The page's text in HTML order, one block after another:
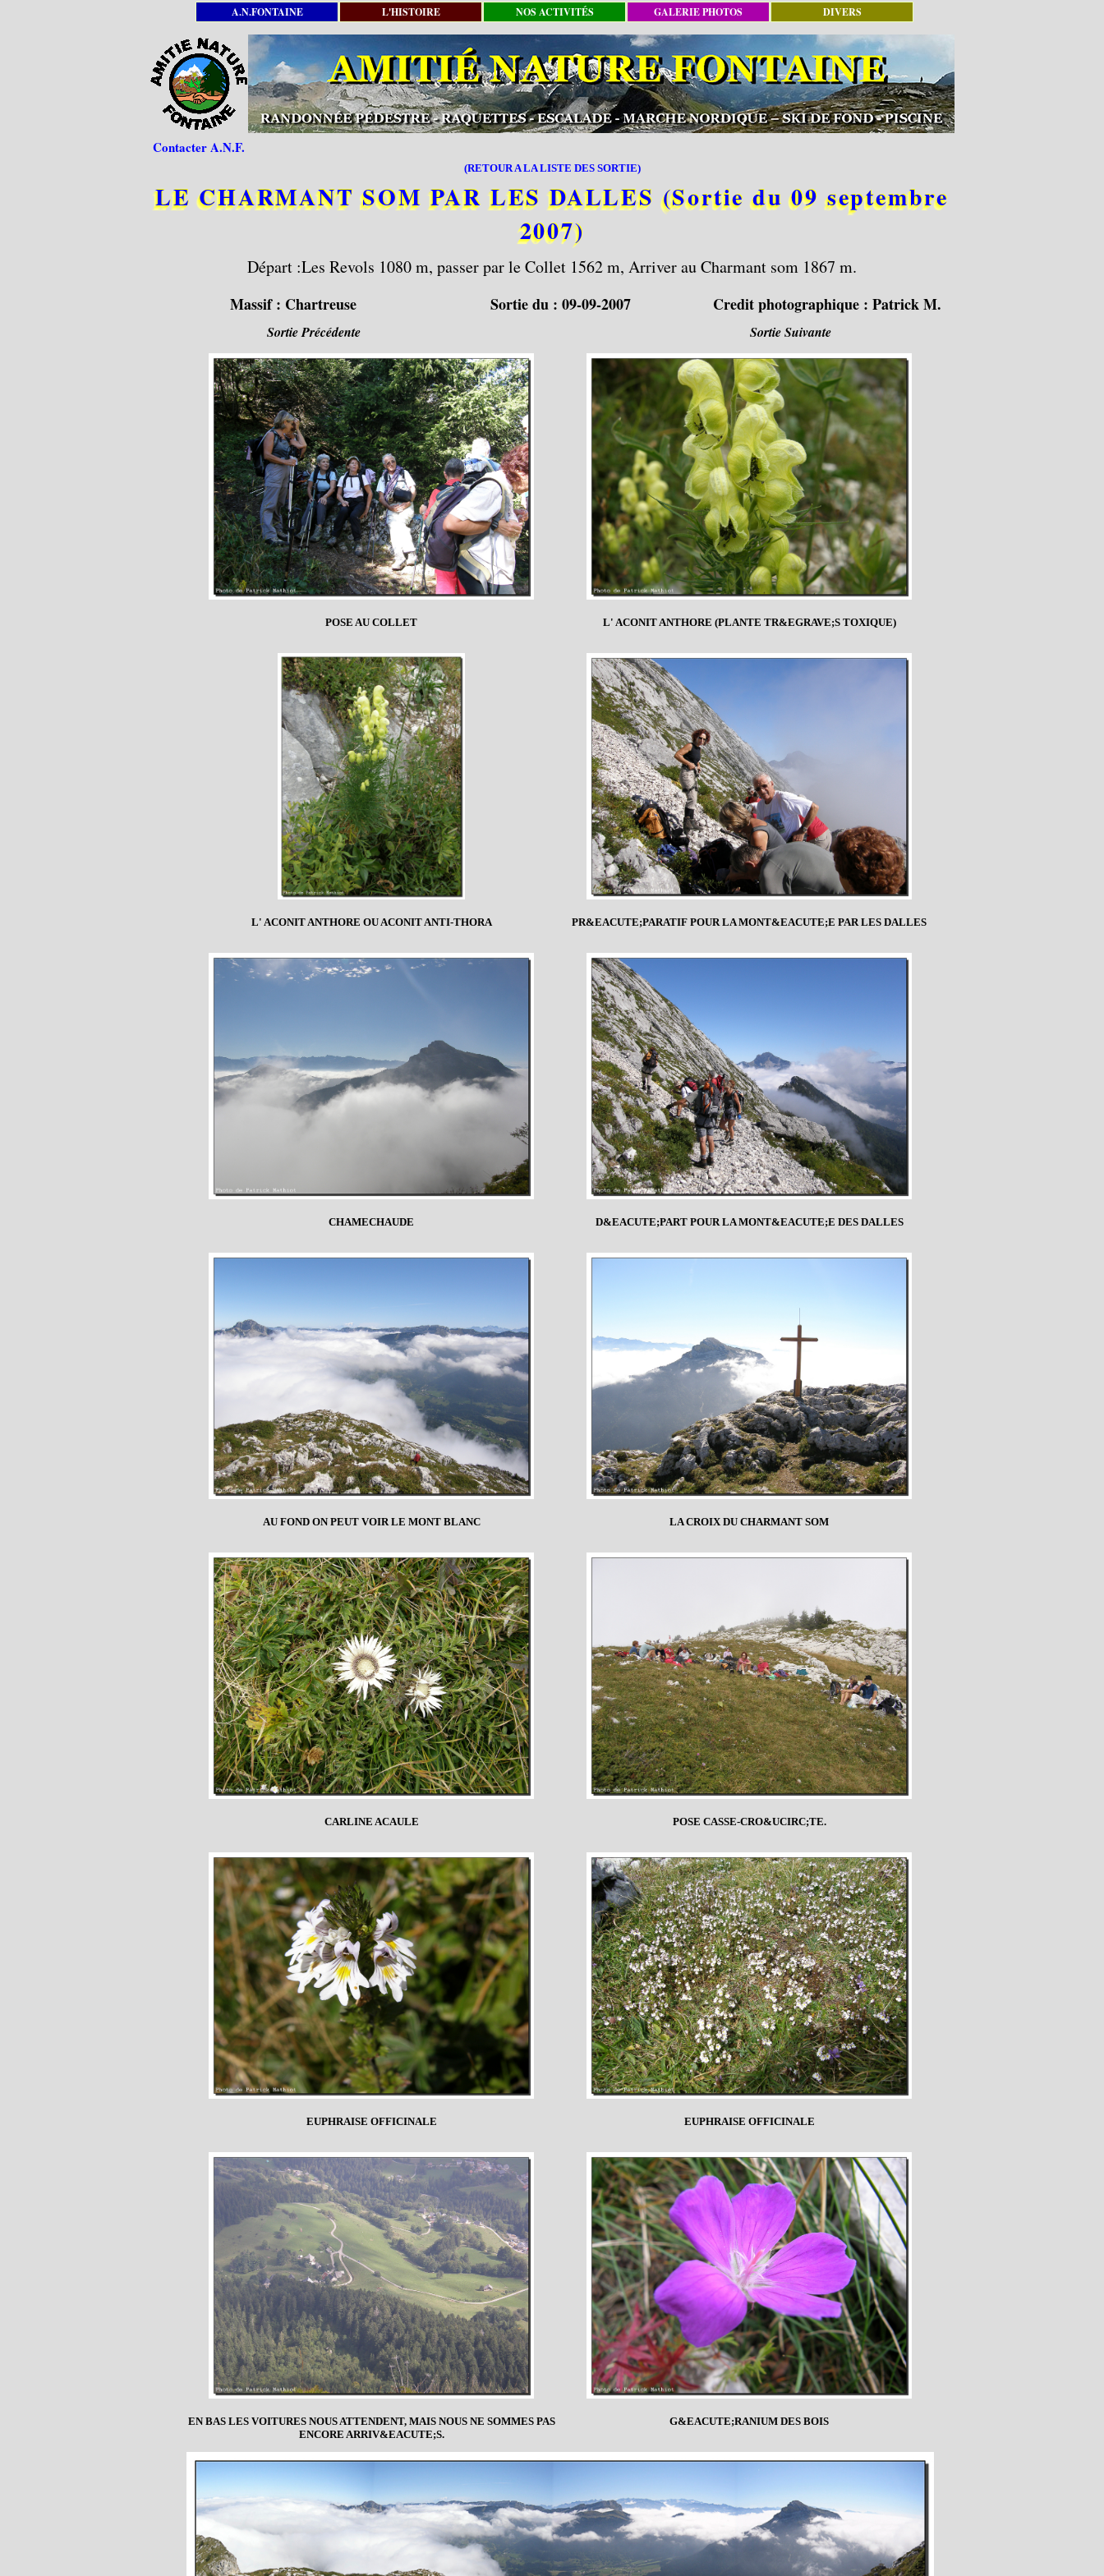
A.N.FONTAINE L'HISTOIRE NOS ACTIVITÉS GALERIE PHOTOS DIVERS
Contacter A.N.F.
(RETOUR A LA LISTE DES SORTIE)
LE CHARMANT SOM PAR LES DALLES (Sortie du 09 septembre
2007)
Départ :Les Revols 1080 m, passer par le Collet 1562 m, Arriver au Charmant som 1867 m.
Massif : Chartreuse Sortie du : 09-09-2007 Credit photographique : Patrick M.
Sortie Précédente Sortie Suivante
POSE AU COLLET L' ACONIT ANTHORE (PLANTE TR&EGRAVE;S TOXIQUE)
L' ACONIT ANTHORE OU ACONIT ANTI-THORA PR&EACUTE;PARATIF POUR LA MONT&EACUTE;E PAR LES DALLES
CHAMECHAUDE D&EACUTE;PART POUR LA MONT&EACUTE;E DES DALLES
AU FOND ON PEUT VOIR LE MONT BLANC LA CROIX DU CHARMANT SOM
CARLINE ACAULE POSE CASSE-CRO&UCIRC;TE.
EUPHRAISE OFFICINALE EUPHRAISE OFFICINALE
EN BAS LES VOITURES NOUS ATTENDENT, MAIS NOUS NE SOMMES PAS
ENCORE ARRIV&EACUTE;S.
G&EACUTE;RANIUM DES BOIS